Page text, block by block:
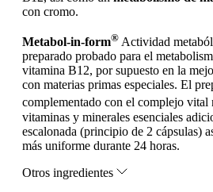
con cromo.
Metabol-in-form® Actividad
preparado probado para el
vitamina B12, por supuesto en la
con materias primas especiales. El
complementado con el complejo vital
vitaminas y minerales esenciales
escalonada (principio de 2 cápsulas)
más uniforme durante 24 horas.
Otros ingredientes